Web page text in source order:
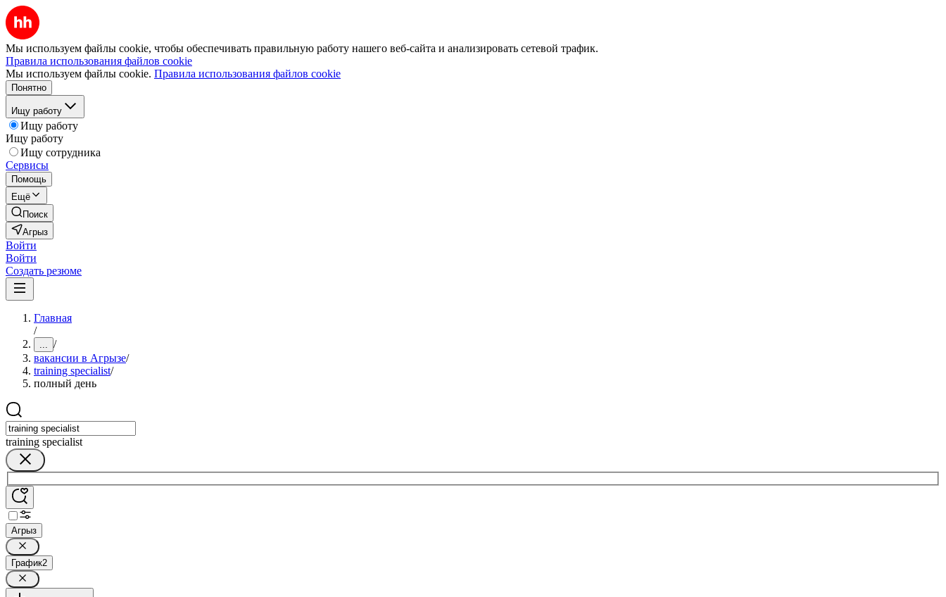
Мы используем файлы cookie, чтобы обеспечивать правильную работу нашего веб-сайта и анализировать сетевой трафик.
Правила использования файлов cookie
Мы используем файлы cookie. Правила использования файлов cookie
Понятно
Ищу работу
Ищу работу
Ищу работу
Ищу сотрудника
Сервисы
Помощь
Ещё
Поиск
Агрыз
Войти
Войти
Создать резюме
Главная
/
... /
вакансии в Агрызе/
training specialist/
полный день
training specialist
Агрыз
График2